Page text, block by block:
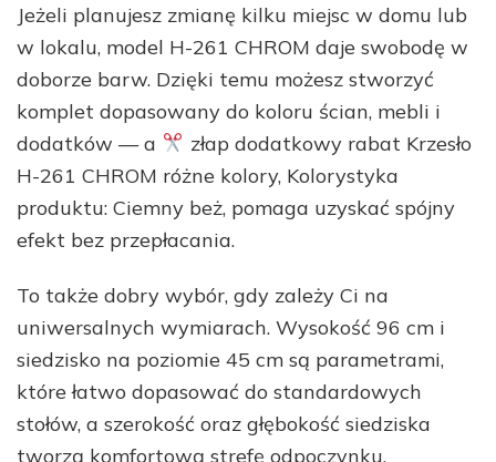
Jeżeli planujesz zmianę kilku miejsc w domu lub
w lokalu, model H-261 CHROM daje swobodę w
doborze barw. Dzięki temu możesz stworzyć
komplet dopasowany do koloru ścian, mebli i
dodatków — a
złap dodatkowy rabat Krzesło
H-261 CHROM różne kolory, Kolorystyka
produktu: Ciemny beż, pomaga uzyskać spójny
efekt bez przepłacania.
To także dobry wybór, gdy zależy Ci na
uniwersalnych wymiarach. Wysokość 96 cm i
siedzisko na poziomie 45 cm są parametrami,
które łatwo dopasować do standardowych
stołów, a szerokość oraz głębokość siedziska
tworzą komfortową strefę odpoczynku.